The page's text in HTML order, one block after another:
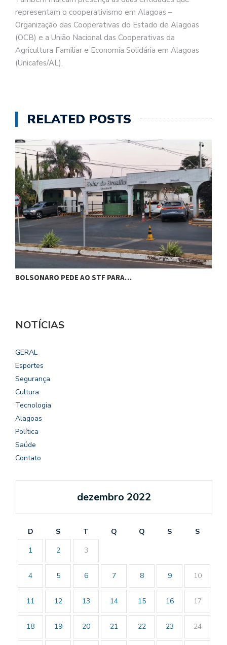
representam o cooperativismo em Alagoas –
Organização das Cooperativas do Estado de Alagoas
(OCB) e a União Nacional das Cooperativas da
Agricultura Familiar e Economia Solidária em Alagoas
(Unicafes/AL).
RELATED POSTS
BOLSONARO PEDE AO STF PARA…
NOTÍCIAS
GERAL
Esportes
Segurança
Cultura
Tecnologia
Alagoas
Política
Saúde
Contato
dezembro 2022
D S T Q Q S
S
1
2 3
4 5 6 7 8 9 10
11 12 13 14 15 16 17
18 19 20 21 22 23 24